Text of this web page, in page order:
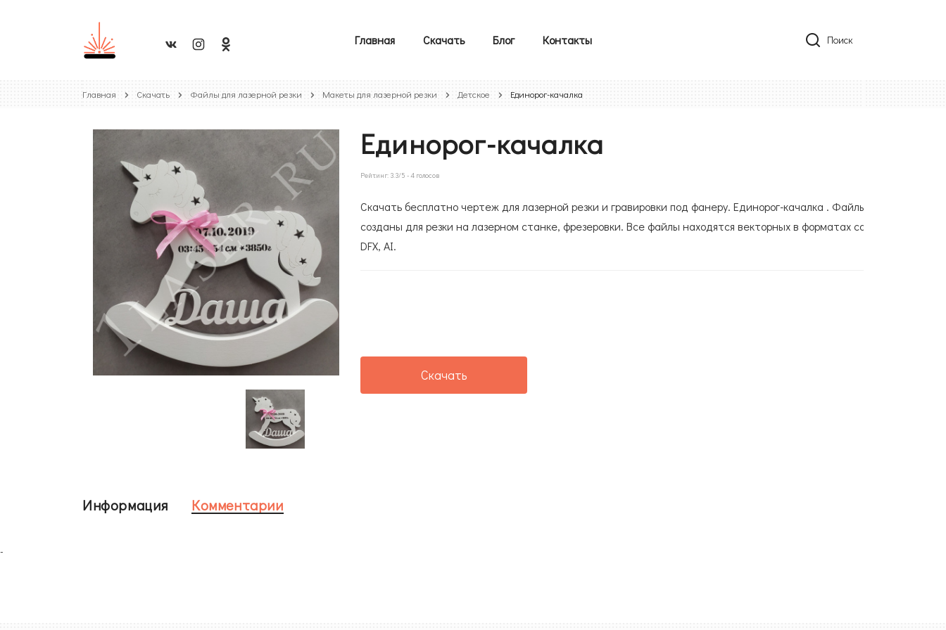
Главная Скачать Блог Контакты Поиск
Главная Скачать Файлы для лазерной резки Макеты для лазерной резки Детское Единорог-качалка
Единорог-качалка
Рейтинг: 3.3/5 -4 голосов
Скачать бесплатно чертеж для лазерной резки и гравировки под фанеру. Единорог-качалка . Файлы
созданы для резки на лазерном станке, фрезеровки. Все файлы находятся векторных в форматах cdr,
DFX, AI.
Скачать
Информация Комментарии
-